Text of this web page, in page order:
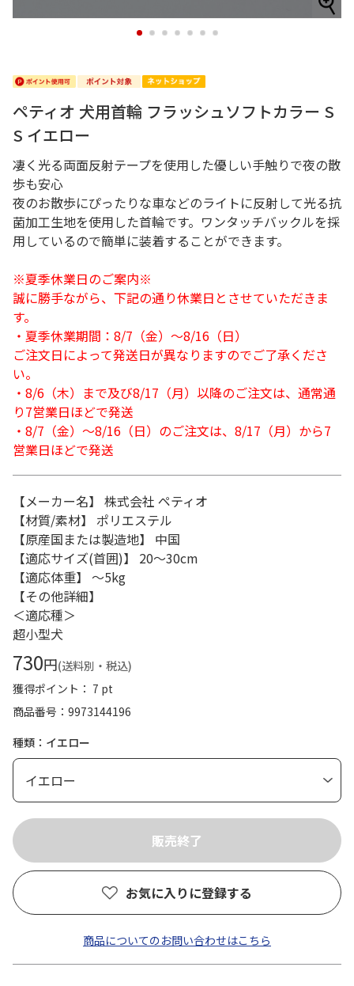
1 2 3 4 5 6 7
ペティオ 犬用首輪 フラッシュソフトカラー S
S イエロー
凄く光る両面反射テープを使用した優しい手触りで夜の散
歩も安心
夜のお散歩にぴったりな車などのライトに反射して光る抗
菌加工生地を使用した首輪です。ワンタッチバックルを採
用しているので簡単に装着することができます。
※夏季休業日のご案内※
誠に勝手ながら、下記の通り休業日とさせていただきま
す。
・夏季休業期間：8/7（金）～8/16（日）
ご注文日によって発送日が異なりますのでご了承くださ
い。
・8/6（木）まで及び8/17（月）以降のご注文は、通常通
り7営業日ほどで発送
・8/7（金）～8/16（日）のご注文は、8/17（月）から7
営業日ほどで発送
【メーカー名】 株式会社 ペティオ
【材質/素材】 ポリエステル
【原産国または製造地】 中国
【適応サイズ(首囲)】 20～30cm
【適応体重】 ～5kg
【その他詳細】
＜適応種＞
超小型犬
730円(送料別・税込)
獲得ポイント： 7 pt
商品番号
9973144196
種類：イエロー
お気に入りに登録する
商品についてのお問い合わせはこちら